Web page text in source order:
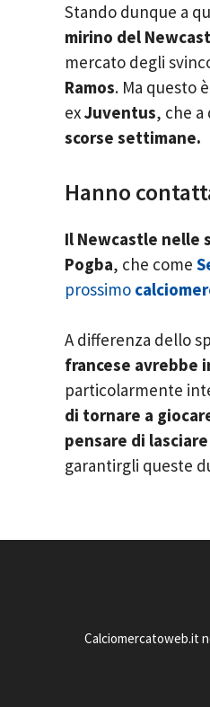
Stando dunque a
mirino del
mercato degli
Ramos. Ma questo
exJuventus, che a
scorse settimane.
Hanno
Il Newcastle nelle
Pogba, che come
prossimo
A differenza dello
francese avrebbe
particolarmente
di tornare a
pensare di lasciare
garantirgli queste
Calciomercatoweb.it